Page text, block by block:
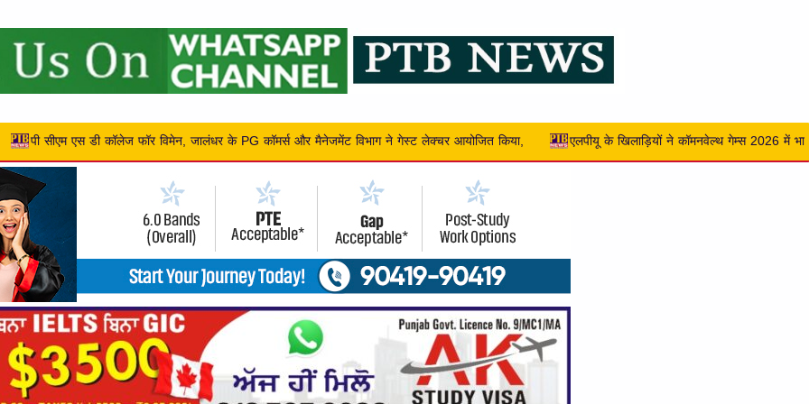
कॉमर्स और मैनेजमेंट विभाग ने गेस्ट लेक्चर आयोजित किया, एलपीयू के खिलाड़ियों ने कॉमनवेल्थ गेम्स 2026 में भारत के लिए आठ मेडल जीते, जिनमें 4 गोल्ड, 2 सिल्वर